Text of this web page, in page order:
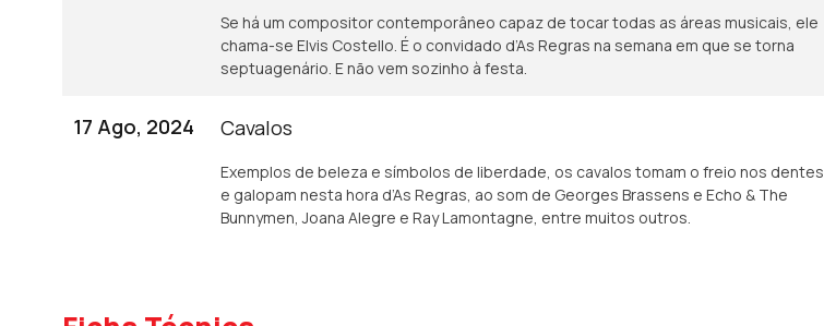
Se há um compositor contemporâneo capaz de tocar todas as áreas musicais, ele
chama-se Elvis Costello. É o convidado d’As Regras na semana em que se torna
septuagenário. E não vem sozinho à festa.
17 Ago, 2024 Cavalos
Exemplos de beleza e símbolos de liberdade, os cavalos tomam o freio nos dentes
e galopam nesta hora d’As Regras, ao som de Georges Brassens e Echo & The
Bunnymen, Joana Alegre e Ray Lamontagne, entre muitos outros.